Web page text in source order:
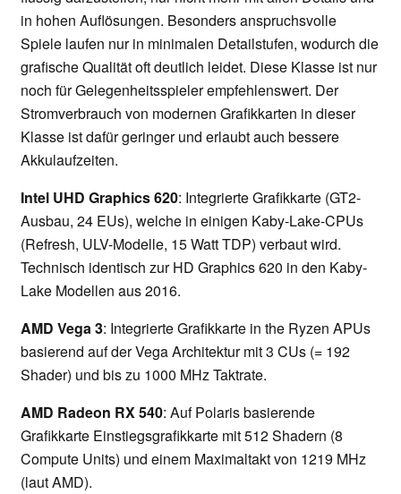
in hohen Auflösungen. Besonders anspruchsvolle
Spiele laufen nur in minimalen Detailstufen, wodurch die
grafische Qualität oft deutlich leidet. Diese Klasse ist nur
noch für Gelegenheitsspieler empfehlenswert. Der
Stromverbrauch von modernen Grafikkarten in dieser
Klasse ist dafür geringer und erlaubt auch bessere
Akkulaufzeiten.
Intel UHD Graphics 620: Integrierte Grafikkarte (GT2-
Ausbau, 24 EUs), welche in einigen Kaby-Lake-CPUs
(Refresh, ULV-Modelle, 15 Watt TDP) verbaut wird.
Technisch identisch zur HD Graphics 620 in den Kaby-
Lake Modellen aus 2016.
AMD Vega 3: Integrierte Grafikkarte in the Ryzen APUs
basierend auf der Vega Architektur mit 3 CUs (= 192
Shader) und bis zu 1000 MHz Taktrate.
AMD Radeon RX 540: Auf Polaris basierende
Grafikkarte Einstiegsgrafikkarte mit 512 Shadern (8
Compute Units) und einem Maximaltakt von 1219 MHz
(laut AMD).